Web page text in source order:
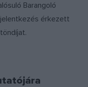
Barangoló
érkezett